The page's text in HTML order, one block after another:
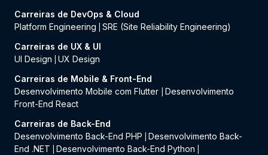
Carreiras de DevOps & Cloud
Platform Engineering
SRE (Site Reliability Engineering)
Carreiras de UX & UI
UI Design
UX Design
Carreiras de Mobile & Front-End
Desenvolvimento Mobile com Flutter
Desenvolvimento
Front-End React
Carreiras de Back-End
Desenvolvimento Back-End PHP
Desenvolvimento Back-
End .NET
Desenvolvimento Back-End Python